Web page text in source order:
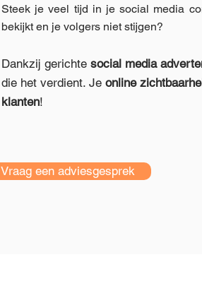
​Steek je veel tijd in je social media
bekijkt en je volgers niet stijgen?
Dankzij gerichte social media
die het verdient. Je online
klanten!
Vraag een adviesgesprek